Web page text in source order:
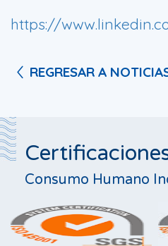
https://
REGRESAR A
Consumo Humano